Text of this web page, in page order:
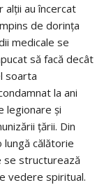
alţii au încercat
de dorinţa
medicale se
să facă decât
soarta
la ani
legionare şi
ţării. Din
călătorie
se structurează
vedere spiritual.